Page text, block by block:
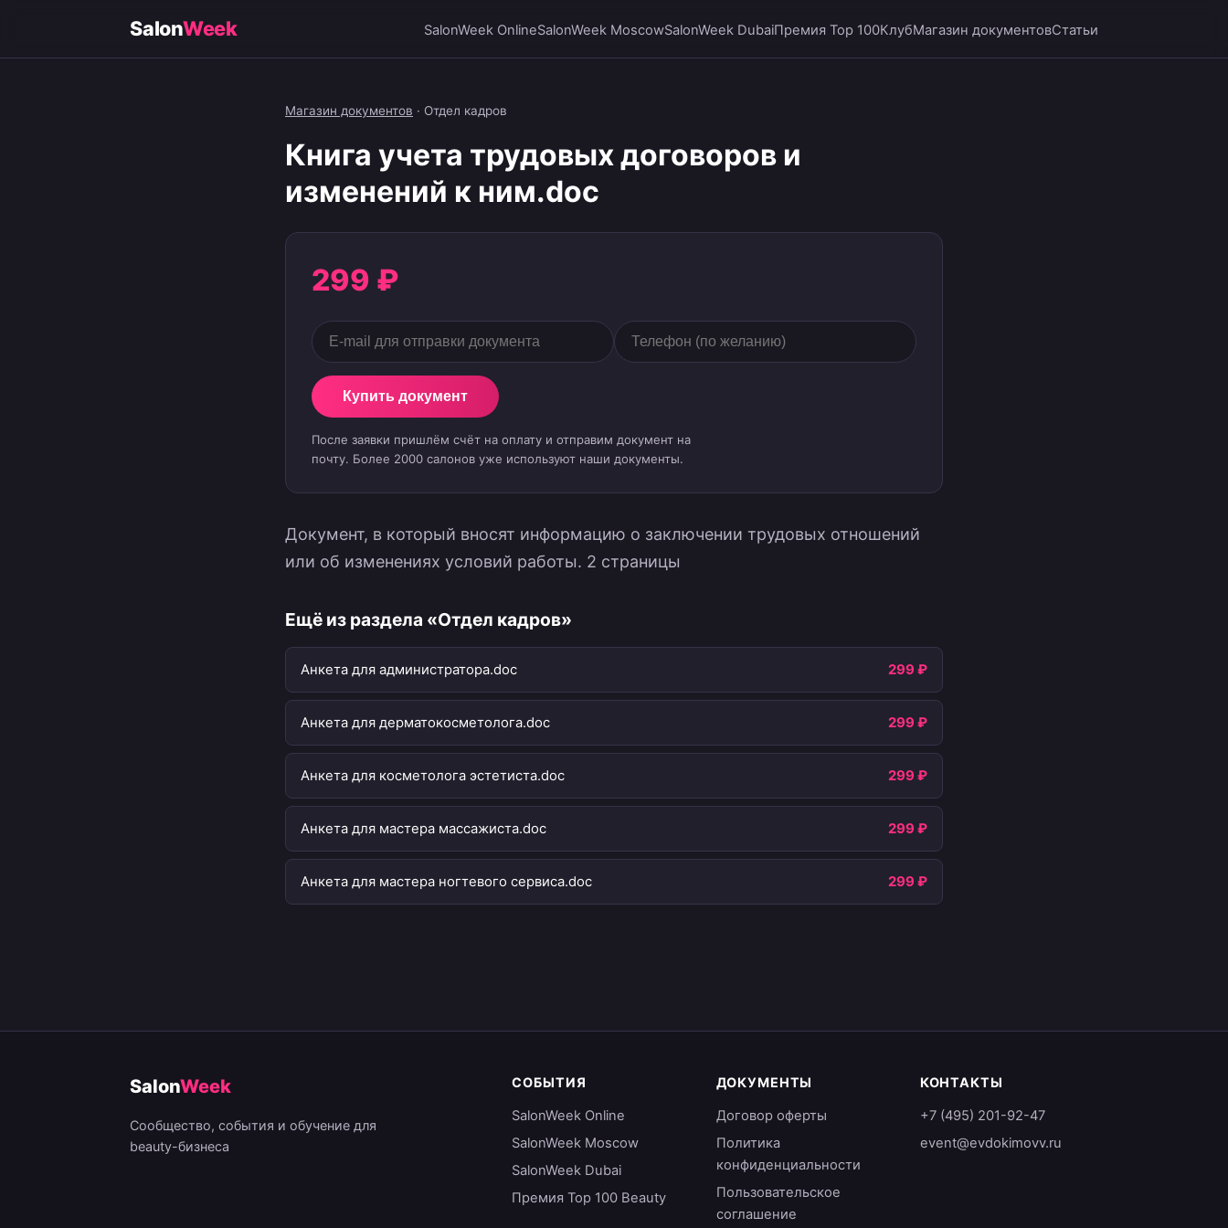
SalonWeek SalonWeek OnlineSalonWeek MoscowSalonWeek DubaiПремия Top 100КлубМагазин документовСтатьи
Магазин документов · Отдел кадров
Книга учета трудовых договоров и
изменений к ним.doc
299 ₽
Купить документ
После заявки пришлём счёт на оплату и отправим документ на
почту. Более 2000 салонов уже используют наши документы.
Документ, в который вносят информацию о заключении трудовых отношений
или об изменениях условий работы. 2 страницы
Ещё из раздела «Отдел кадров»
Анкета для администратора.doc 299 ₽
Анкета для дерматокосметолога.doc 299 ₽
Анкета для косметолога эстетиста.doc 299 ₽
Анкета для мастера массажиста.doc 299 ₽
Анкета для мастера ногтевого сервиса.doc 299 ₽
SalonWeek
Сообщество, события и обучение для
beauty-бизнеса
СОБЫТИЯ
SalonWeek Online
SalonWeek Moscow
SalonWeek Dubai
Премия Top 100 Beauty
ДОКУМЕНТЫ
Договор оферты
Политика
конфиденциальности
Пользовательское
соглашение
КОНТАКТЫ
+7 (495) 201-92-47
event@evdokimovv.ru